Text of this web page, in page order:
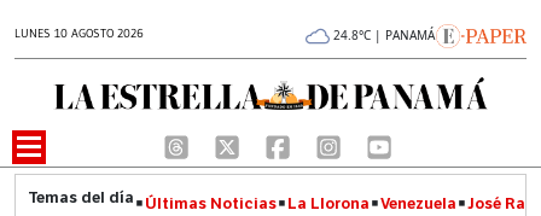
LUNES 10 AGOSTO 2026 24.8°C | PANAMÁ
Últimas Noticias La Llorona Venezuela José